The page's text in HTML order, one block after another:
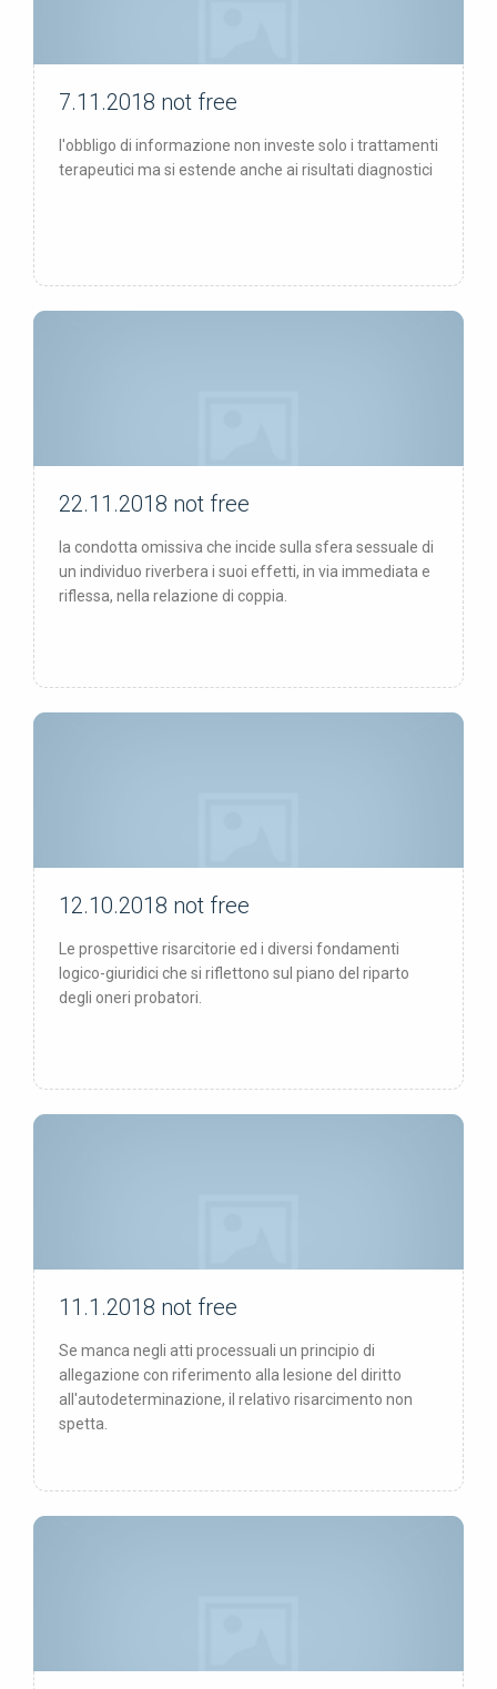
not free
7.11.2018 not free
l'obbligo di informazione non investe solo i trattamenti
terapeutici ma si estende anche ai risultati diagnostici
not free
22.11.2018 not free
la condotta omissiva che incide sulla sfera sessuale di
un individuo riverbera i suoi effetti, in via immediata e
riflessa, nella relazione di coppia.
not free
12.10.2018 not free
Le prospettive risarcitorie ed i diversi fondamenti
logico-giuridici che si riflettono sul piano del riparto
degli oneri probatori.
not free
11.1.2018 not free
Se manca negli atti processuali un principio di
allegazione con riferimento alla lesione del diritto
all'autodeterminazione, il relativo risarcimento non
spetta.